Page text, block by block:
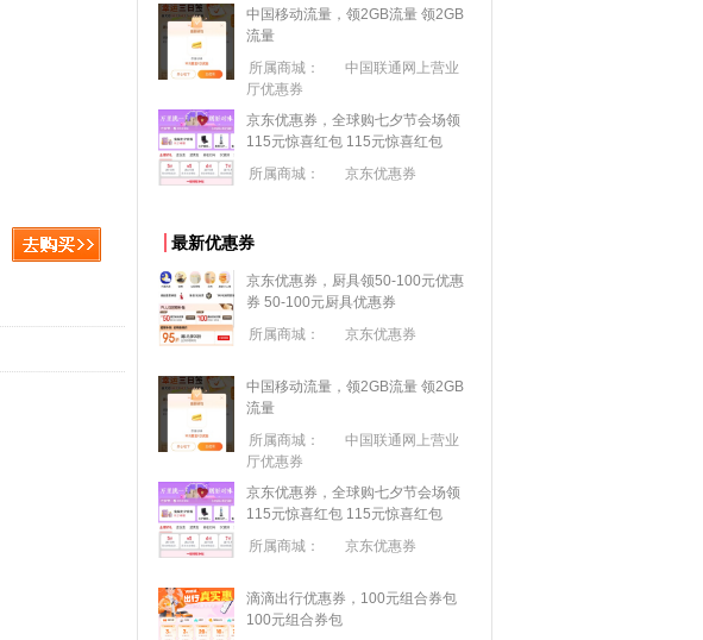
中国移动流量，领2GB流量 领2GB
流量
所属商城：
中国联通网上营业
厅优惠券
京东优惠券，全球购七夕节会场领
115元惊喜红包 115元惊喜红包
所属商城：
京东优惠券
最新优惠券
京东优惠券，厨具领50-100元优惠
券 50-100元厨具优惠券
所属商城：
京东优惠券
中国移动流量，领2GB流量 领2GB
流量
所属商城：
中国联通网上营业
厅优惠券
京东优惠券，全球购七夕节会场领
115元惊喜红包 115元惊喜红包
所属商城：
京东优惠券
滴滴出行优惠券，100元组合券包
100元组合券包